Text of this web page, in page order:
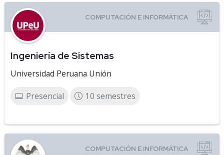
Ingeniería de Sistemas
Universidad Peruana Unión
Presencial 10 semestres